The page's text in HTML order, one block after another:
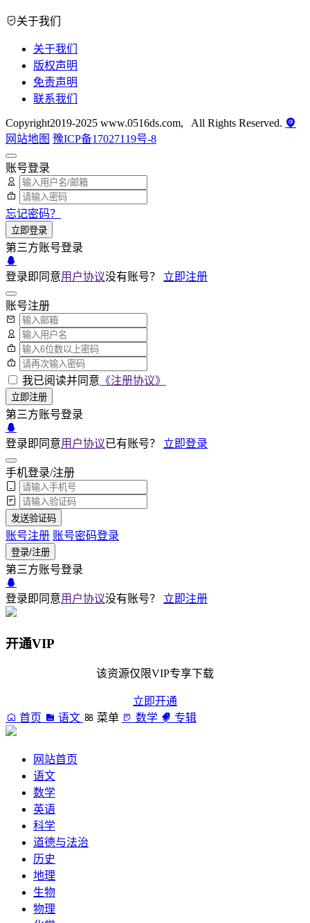
关于我们
关于我们
版权声明
免责声明
联系我们
Copyright2019-2025 www.0516ds.com, All Rights Reserved.
网站地图 豫ICP备17027119号-8
账号登录
忘记密码？
立即登录
第三方账号登录
登录即同意用户协议没有账号？ 立即注册
账号注册
我已阅读并同意 《注册协议》
立即注册
第三方账号登录
登录即同意用户协议已有账号？ 立即登录
手机登录/注册
发送验证码
账号注册 账号密码登录
登录/注册
第三方账号登录
登录即同意用户协议没有账号？ 立即注册
开通VIP
该资源仅限VIP专享下载
立即开通
首页
语文 菜单 数学 专辑
网站首页
语文
数学
英语
科学
道德与法治
历史
地理
生物
物理